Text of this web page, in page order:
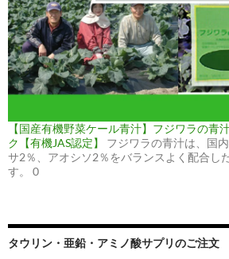
【国産有機野菜ケール青汁】フジワラの青
ク【有機JAS認定】
フジワラの青汁は、国
サ2％、アオシソ2％をバランスよく配合し
す。 0
タウリン・亜鉛・アミノ酸サプリのご注文